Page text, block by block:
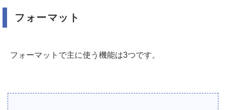
フォーマット
フォーマットで主に使う機能は3つです。